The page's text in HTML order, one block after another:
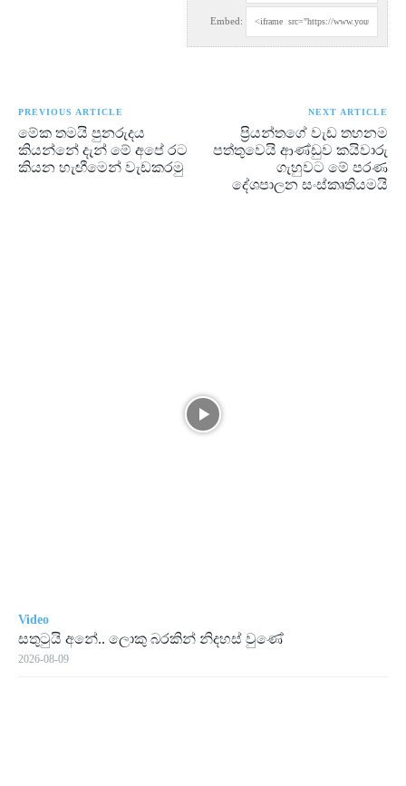
Embed:
PREVIOUS ARTICLE
මේක තමයි පුනරුදය
කියන්නේ දැන් මේ අපේ රට
කියන හැඟීමෙන් වැඩකරමු
NEXT ARTICLE
ප්‍රියන්තගේ වැඩ තහනම
පත්තුවෙයි ආණ්ඩුව කයිවාරු
ගැහුවට මේ පරණ
දේශපාලන සංස්කෘතියමයි
Video
සතුටුයි අනේ.. ලොකු බරකින් නිදහස් වුණේ
2026-08-09